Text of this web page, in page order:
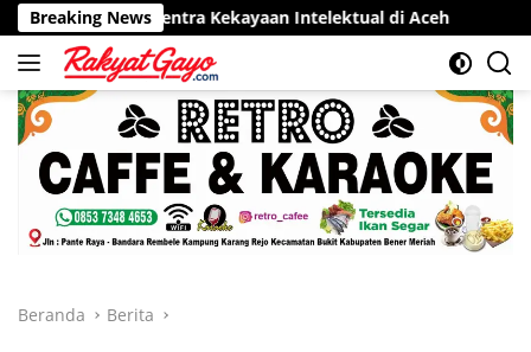
Langsung
ke
konten
Breaking News
Sentra Kekayaan Intelektual di Aceh RSUD Munyang
Beranda Berita